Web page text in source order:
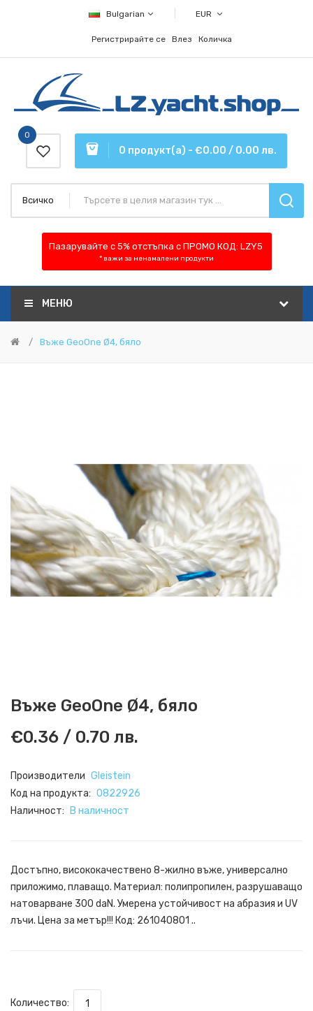
Bulgarian EUR
Регистрирайте се Влез Количка
0 продукт(а) - €0.00 / 0.00 лв.
0
Всичко
Пазарувайте с 5% отстъпка с ПРОМО КОД: LZY5
* важи за ненамалени продукти
МЕНЮ
Въже GeoOne Ø4, бяло
Въже GeoOne Ø4, бяло
€0.36 / 0.70 лв.
Производители Gleistein
Код на продукта: 0822926
Наличност:
В наличност
Достъпно, висококачествено 8-жилно въже, универсално
приложимо, плаващо. Материал: полипропилен, разрушаващо
натоварване 300 daN. Умерена устойчивост на абразия и UV
лъчи. Цена за метър!!! Код: 261040801 ..
Количество: